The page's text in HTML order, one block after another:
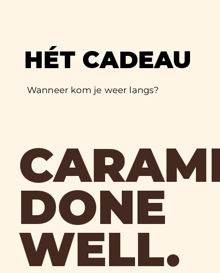
HÉT CADEAU
Wanneer kom je weer langs?
DONE
WELL.